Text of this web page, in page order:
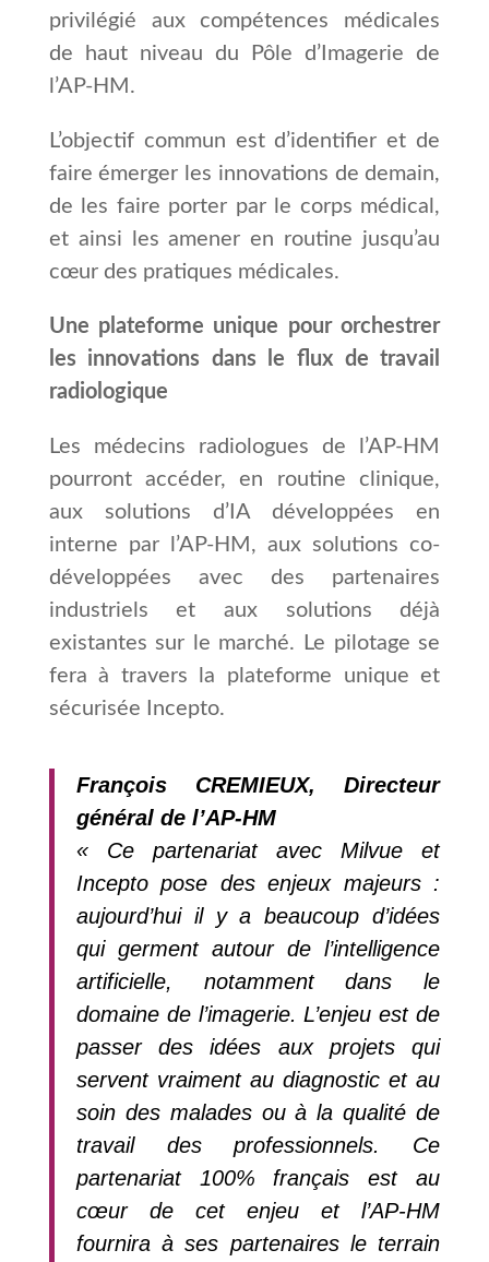
privilégié aux compétences médicales
de haut niveau du Pôle d’Imagerie de
l’AP-HM.
L’objectif commun est d’identifier et de
faire émerger les innovations de demain,
de les faire porter par le corps médical,
et ainsi les amener en routine jusqu’au
cœur des pratiques médicales.
Une plateforme unique pour orchestrer
les innovations dans le flux de travail
radiologique
Les médecins radiologues de l’AP-HM
pourront accéder, en routine clinique,
aux solutions d’IA développées en
interne par l’AP-HM, aux solutions co-
développées avec des partenaires
industriels et aux solutions déjà
existantes sur le marché. Le pilotage se
fera à travers la plateforme unique et
sécurisée Incepto.
François CREMIEUX, Directeur
général de l’AP-HM
« Ce partenariat avec Milvue et
Incepto pose des enjeux majeurs :
aujourd’hui il y a beaucoup d’idées
qui germent autour de l’intelligence
artificielle, notamment dans le
domaine de l’imagerie. L’enjeu est de
passer des idées aux projets qui
servent vraiment au diagnostic et au
soin des malades ou à la qualité de
travail des professionnels. Ce
partenariat 100% français est au
cœur de cet enjeu et l’AP-HM
fournira à ses partenaires le terrain